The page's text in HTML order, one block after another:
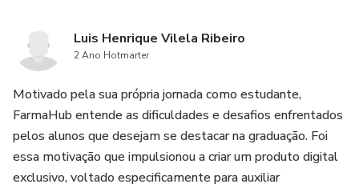
Luis Henrique Vilela Ribeiro
2 Ano Hotmarter
Motivado pela sua própria jornada como estudante,
FarmaHub entende as dificuldades e desafios enfrentados
pelos alunos que desejam se destacar na graduação. Foi
essa motivação que impulsionou a criar um produto digital
exclusivo, voltado especificamente para auxiliar